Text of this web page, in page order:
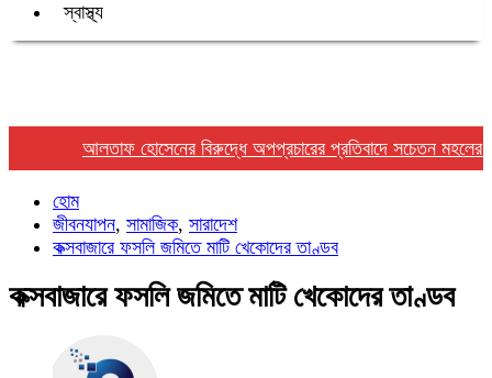
স্বাস্থ্য
আলতাফ হোসেনের বিরুদ্ধে অপপ্রচারের প্রতিবাদে সচেতন মহলের নিন্দা
হোম
জীবনযাপন, সামাজিক, সারাদেশ
কক্সবাজারে ফসলি জমিতে মাটি খেকোদের তাণ্ডব
কক্সবাজারে ফসলি জমিতে মাটি খেকোদের তাণ্ডব